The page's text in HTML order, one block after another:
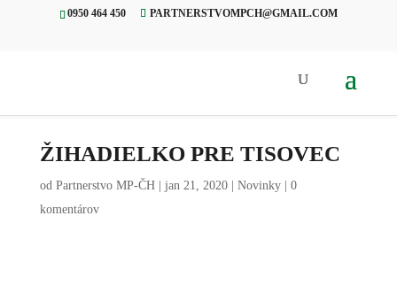
0950 464 450 PARTNERSTVOMPCH@GMAIL.COM
ŽIHADIELKO PRE TISOVEC
od Partnerstvo MP-ČH| jan 21, 2020| Novinky| 0
komentárov